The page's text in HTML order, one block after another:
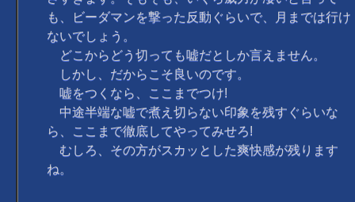
も、ビーダマンを撃った反動ぐらいで、月までは行け
ないでしょう。
どこからどう切っても嘘だとしか言えません。
しかし、だからこそ良いのです。
嘘をつくなら、ここまでつけ!
中途半端な嘘で煮え切らない印象を残すぐらいな
ら、ここまで徹底してやってみせろ!
むしろ、その方がスカッとした爽快感が残ります
ね。